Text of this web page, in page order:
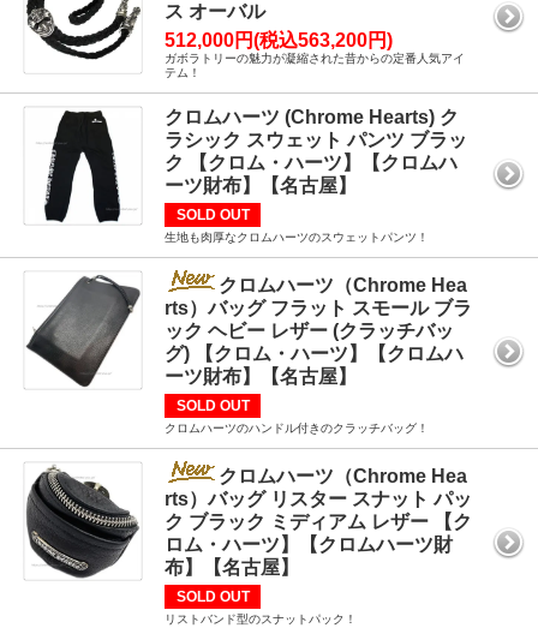
ス オーバル
512,000円(税込563,200円)
ガボラトリーの魅力が凝縮された昔からの定番人気アイ
テム！
クロムハーツ (Chrome Hearts) ク
ラシック スウェット パンツ ブラッ
ク 【クロム・ハーツ】【クロムハ
ーツ財布】【名古屋】
SOLD OUT
生地も肉厚なクロムハーツのスウェットパンツ！
クロムハーツ（Chrome Hea
rts）バッグ フラット スモール ブラ
ック ヘビー レザー (クラッチバッ
グ) 【クロム・ハーツ】【クロムハ
ーツ財布】【名古屋】
SOLD OUT
クロムハーツのハンドル付きのクラッチバッグ！
クロムハーツ（Chrome Hea
rts）バッグ リスター スナット パッ
ク ブラック ミディアム レザー 【ク
ロム・ハーツ】【クロムハーツ財
布】【名古屋】
SOLD OUT
リストバンド型のスナットパック！